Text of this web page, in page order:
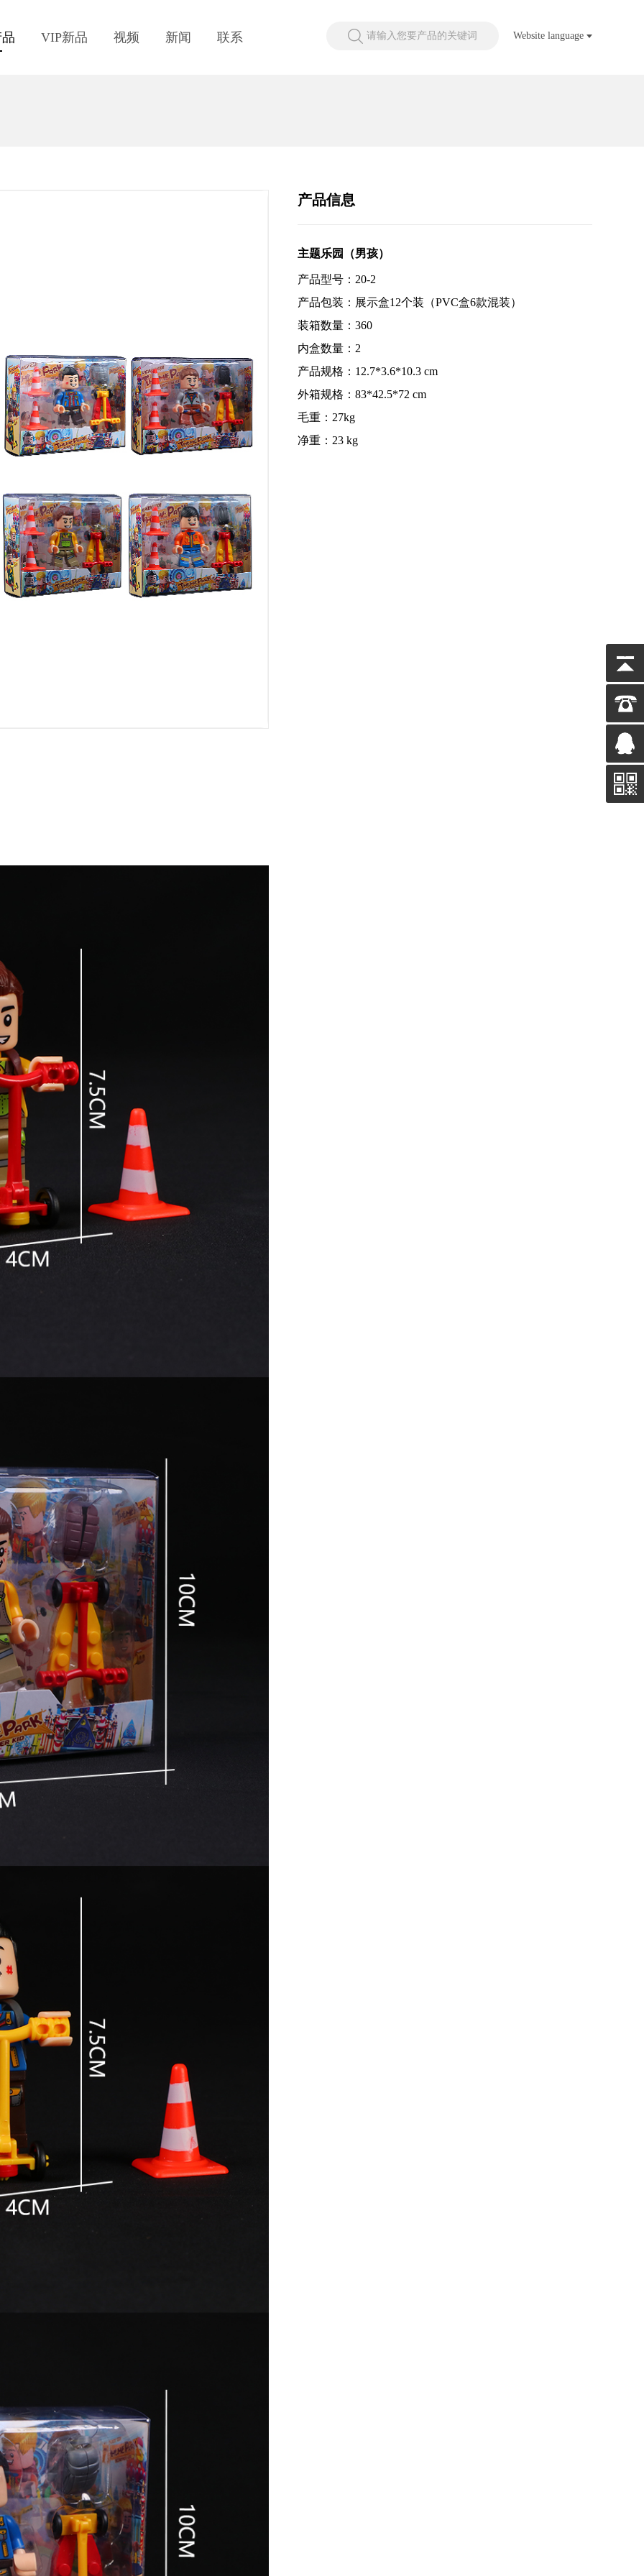
VIP新品 视频 新闻 联系 请输入您要产品的关键词 Website language
产品信息
主题乐园（男孩）
产品型号：20-2
产品包装：展示盒12个装（PVC盒6款混装）
装箱数量：360
内盒数量：2
产品规格：12.7*3.6*10.3 cm
外箱规格：83*42.5*72 cm
毛重：27kg
净重：23 kg